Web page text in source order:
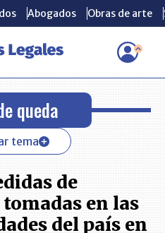
Abogados Obras de arte
Abogados Obras de arte
queda
tema
de
en las
del país en